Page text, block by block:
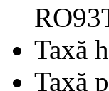
Taxă
Taxă